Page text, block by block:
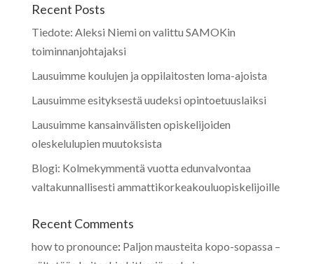
Recent Posts
Tiedote: Aleksi Niemi on valittu SAMOKin
toiminnanjohtajaksi
Lausuimme koulujen ja oppilaitosten loma-ajoista
Lausuimme esityksestä uudeksi opintoetuuslaiksi
Lausuimme kansainvälisten opiskelijoiden
oleskelulupien muutoksista
Blogi: Kolmekymmentä vuotta edunvalvontaa
valtakunnallisesti ammattikorkeakouluopiskelijoille
Recent Comments
how to pronounce: Paljon mausteita kopo-sopassa –